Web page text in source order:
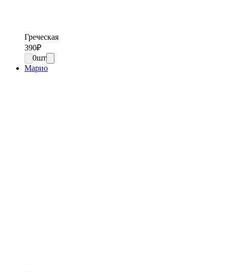
Греческая
390₽
0шт
Марио